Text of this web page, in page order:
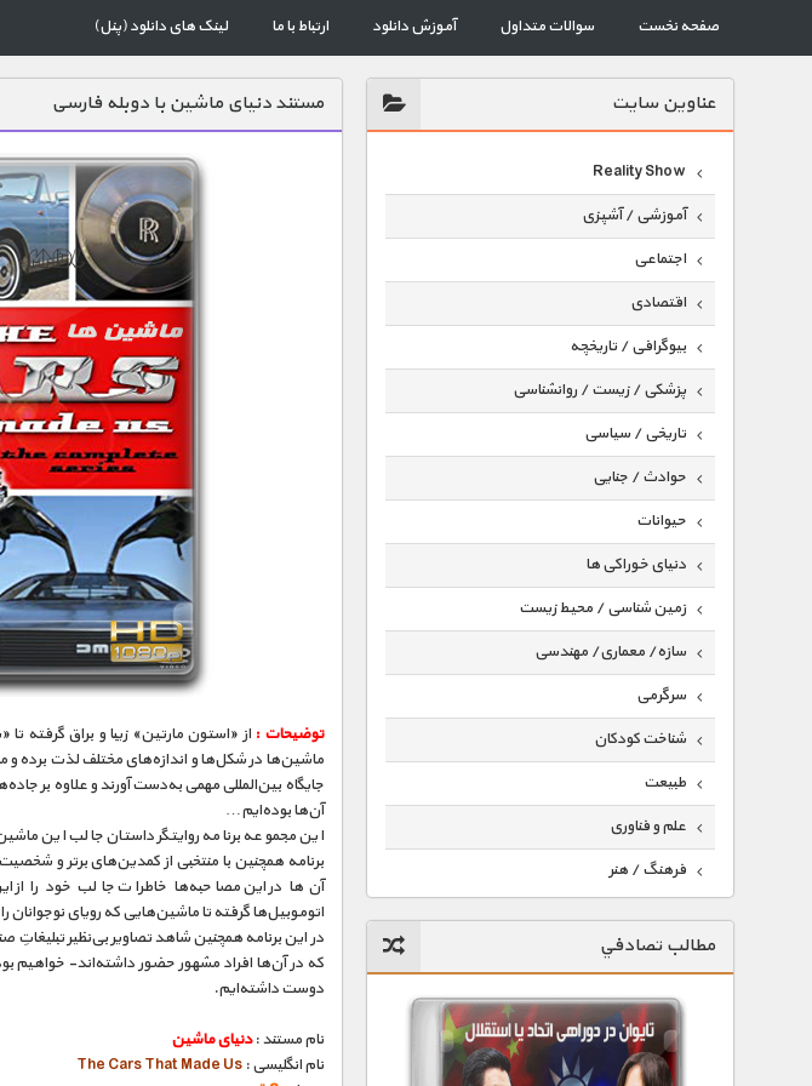
صفحه نخست سوالات متداول آموزش دانلود ارتباط با ما لینک های دانلود (پنل)
عناوين سايت
Reality Show
آموزشی / آشپزی
اجتماعی
اقتصادی
بیوگرافی / تاریخچه
پزشکی / زیست / روانشناسی
تاریخی / سیاسی
حوادث / جنایی
حیوانات
دنیای خوراکی ها
زمین شناسی / محیط زیست
سازه/ معماری/ مهندسی
سرگرمی
شناخت کودکان
طبیعت
علم و فناوری
فرهنگ / هنر
گردشگری
ماورایی
مسابقات / ورزشی
مطالب تصادفي
مستند دنیای ماشین با دوبله فارسی
توضیحات :
ماشین‌ها در شکل‌ها و اندازه‌های مختلف لذت برده و
جایگاه بین‌المللی مهمی به‌دست آورند و علاوه بر
آن‌ها بوده‌ایم…
این مجموعه برنامه روایتگر داستان جالب این
برنامه همچنین با منتخبی از کمدین‌های برتر و
آن‌ها در این مصاحبه‌ها خاطرات جالب خود را از
اتوموبیل‌ها گرفته تا ماشین‌هایی که رویای نوجوانان
در این برنامه همچنین شاهد تصاویر بی‌نظیر تبلیغاتِ
که در آن‌ها افراد مشهور حضور داشته‌اند- خواهیم
دوست داشته‌ایم.
نام مستند :دنیای ماشین
نام انگلیسی :The Cars That Made Us